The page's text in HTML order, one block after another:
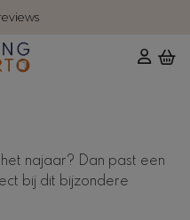
najaar? Dan past een
bij dit bijzondere